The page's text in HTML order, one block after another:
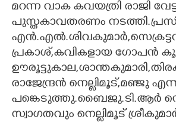
ART
ASTRO
CARTOONS
മറന്ന വാക കവയത്രി രാജി
പുസ്തകാവതരണം
പ്രകാശ്,​കവികളായ ഗോപൻ
രാജേന്ദ്രൻ നെല്ലിമൂട്,​മഞ്ജു
പങ്കെടുത്തു.ബൈജു.ടി.ആർ
സ്വാഗതവും നെല്ലിമൂട്